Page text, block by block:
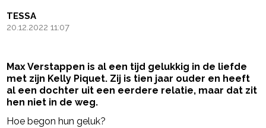
TESSA
20.12.2022 11:07
Max Verstappen is al een tijd gelukkig in de liefde
met zijn Kelly Piquet. Zij is tien jaar ouder en heeft
al een dochter uit een eerdere relatie, maar dat zit
hen niet in de weg.
Hoe begon hun geluk?